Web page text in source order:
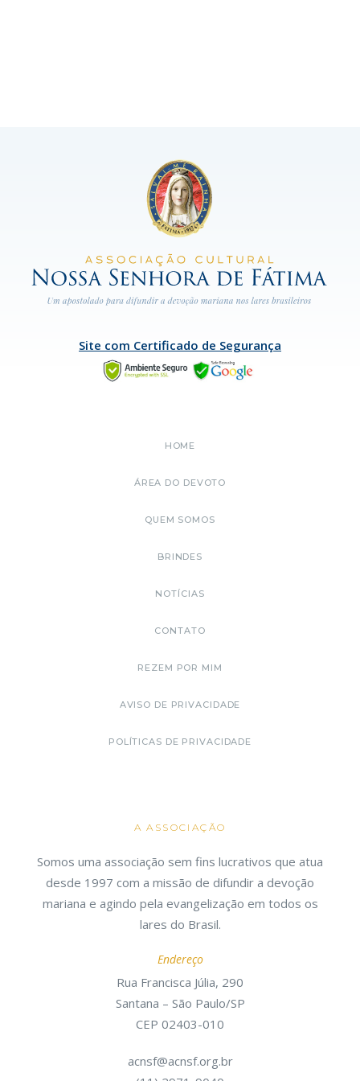
Site com Certificado de Segurança
HOME
ÁREA DO DEVOTO
QUEM SOMOS
BRINDES
NOTÍCIAS
CONTATO
REZEM POR MIM
AVISO DE PRIVACIDADE
POLÍTICAS DE PRIVACIDADE
A ASSOCIAÇÃO
Somos uma associação sem fins lucrativos que atua
desde 1997 com a missão de difundir a devoção
mariana e agindo pela evangelização em todos os
lares do Brasil.
Endereço
Rua Francisca Júlia, 290
Santana – São Paulo/SP
CEP 02403-010
acnsf@acnsf.org.br